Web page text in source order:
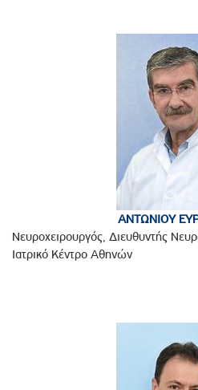
ΑΝΤΩΝΙΟΥ
Νευροχειρουργός, Διευθυντής
Ιατρικό Κέντρο Αθηνών